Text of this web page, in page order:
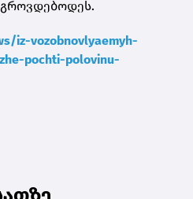
iz-vozobnovlyaemyh-
pochti-polovinu-